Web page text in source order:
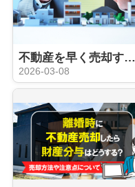
不動産を早く売却するには？方法と注意点をご紹介！
2026-03-08